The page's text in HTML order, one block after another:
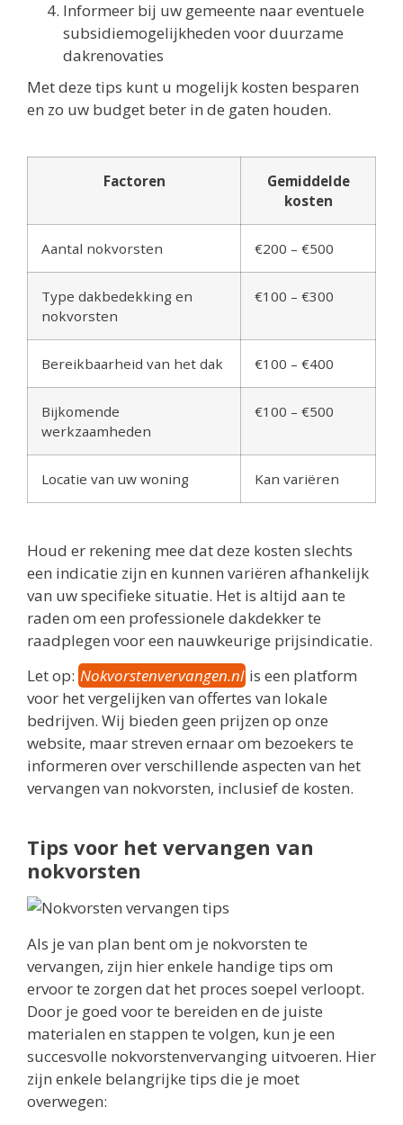
Informeer bij uw gemeente naar eventuele
subsidiemogelijkheden voor duurzame
dakrenovaties
Met deze tips kunt u mogelijk kosten besparen
en zo uw budget beter in de gaten houden.
Factoren
Gemiddelde
kosten
Aantal nokvorsten €200 – €500
Type dakbedekking en
nokvorsten
€100 – €300
Bereikbaarheid van het dak €100 – €400
Bijkomende
werkzaamheden
€100 – €500
Locatie van uw woning Kan variëren
Houd er rekening mee dat deze kosten slechts
een indicatie zijn en kunnen variëren afhankelijk
van uw specifieke situatie. Het is altijd aan te
raden om een professionele dakdekker te
raadplegen voor een nauwkeurige prijsindicatie.
Let op: Nokvorstenvervangen.nl is een platform
voor het vergelijken van offertes van lokale
bedrijven. Wij bieden geen prijzen op onze
website, maar streven ernaar om bezoekers te
informeren over verschillende aspecten van het
vervangen van nokvorsten, inclusief de kosten.
Tips voor het vervangen van
nokvorsten
Als je van plan bent om je nokvorsten te
vervangen, zijn hier enkele handige tips om
ervoor te zorgen dat het proces soepel verloopt.
Door je goed voor te bereiden en de juiste
materialen en stappen te volgen, kun je een
succesvolle nokvorstenvervanging uitvoeren. Hier
zijn enkele belangrijke tips die je moet
overwegen: